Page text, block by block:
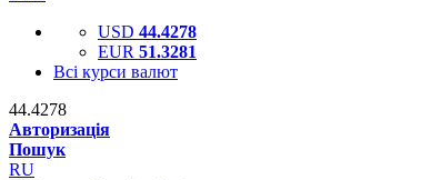
USD 44.4278
EUR 51.3281
Всі курси валют
44.4278
Авторизація
Пошук
RU